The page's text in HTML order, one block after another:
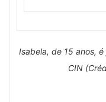
Isabela, de 15 anos,
CIN